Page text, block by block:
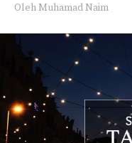
OlehMuhamad Naim